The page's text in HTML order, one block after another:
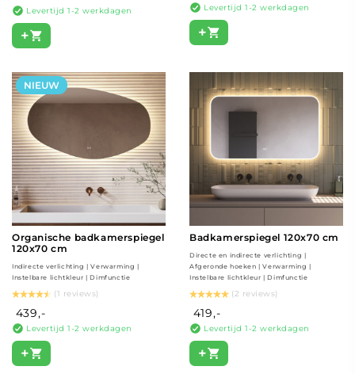
Levertijd 1-2 werkdagen
+
Levertijd 1-2 werkdagen
+
NIEUW
Organische badkamerspiegel
120x70 cm
Indirecte verlichting | Verwarming |
Instelbare lichtkleur | Dimfunctie
(1 reviews)
439,-
Levertijd 1-2 werkdagen
+
Badkamerspiegel 120x70 cm
Directe en indirecte verlichting |
Afgeronde hoeken | Verwarming |
Instelbare lichtkleur | Dimfunctie
(2 reviews)
419,-
Levertijd 1-2 werkdagen
+